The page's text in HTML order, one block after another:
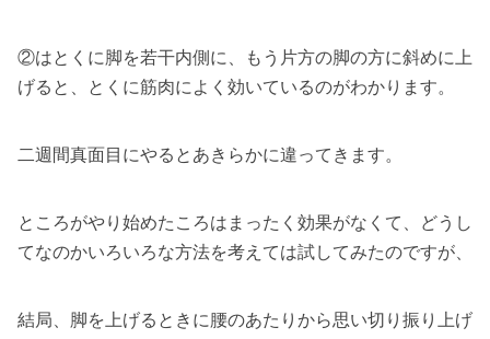
②はとくに脚を若干内側に、もう片方の脚の方に斜めに上
げると、とくに筋肉によく効いているのがわかります。
二週間真面目にやるとあきらかに違ってきます。
ところがやり始めたころはまったく効果がなくて、どうし
てなのかいろいろな方法を考えては試してみたのですが、
結局、脚を上げるときに腰のあたりから思い切り振り上げ